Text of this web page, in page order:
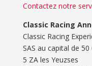
Contactez notre
Classic Racing
Classic Racing
SAS au capital de 50
5 ZA les Yeuzses